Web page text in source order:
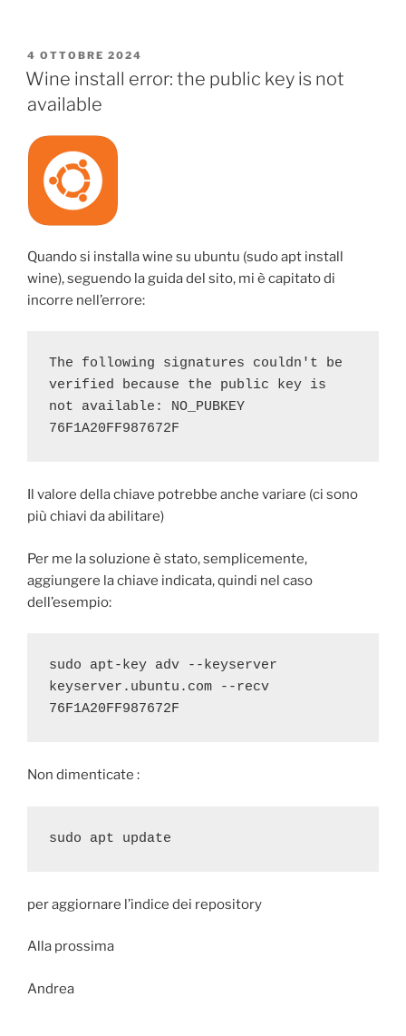
PUBBLICATO
IL
4 OTTOBRE 2024
Wine install error: the public key is not
available
Quando si installa wine su ubuntu (sudo apt install
wine), seguendo la guida del sito, mi è capitato di
incorre nell’errore:
The following signatures couldn't be
verified because the public key is
not available: NO_PUBKEY
76F1A20FF987672F
Il valore della chiave potrebbe anche variare (ci sono
più chiavi da abilitare)
Per me la soluzione è stato, semplicemente,
aggiungere la chiave indicata, quindi nel caso
dell’esempio:
sudo apt-key adv --keyserver
keyserver.ubuntu.com --recv
76F1A20FF987672F
Non dimenticate :
sudo apt update
per aggiornare l’indice dei repository
Alla prossima
Andrea